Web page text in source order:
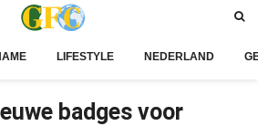
LIFESTYLE NEDERLAND
badges voor